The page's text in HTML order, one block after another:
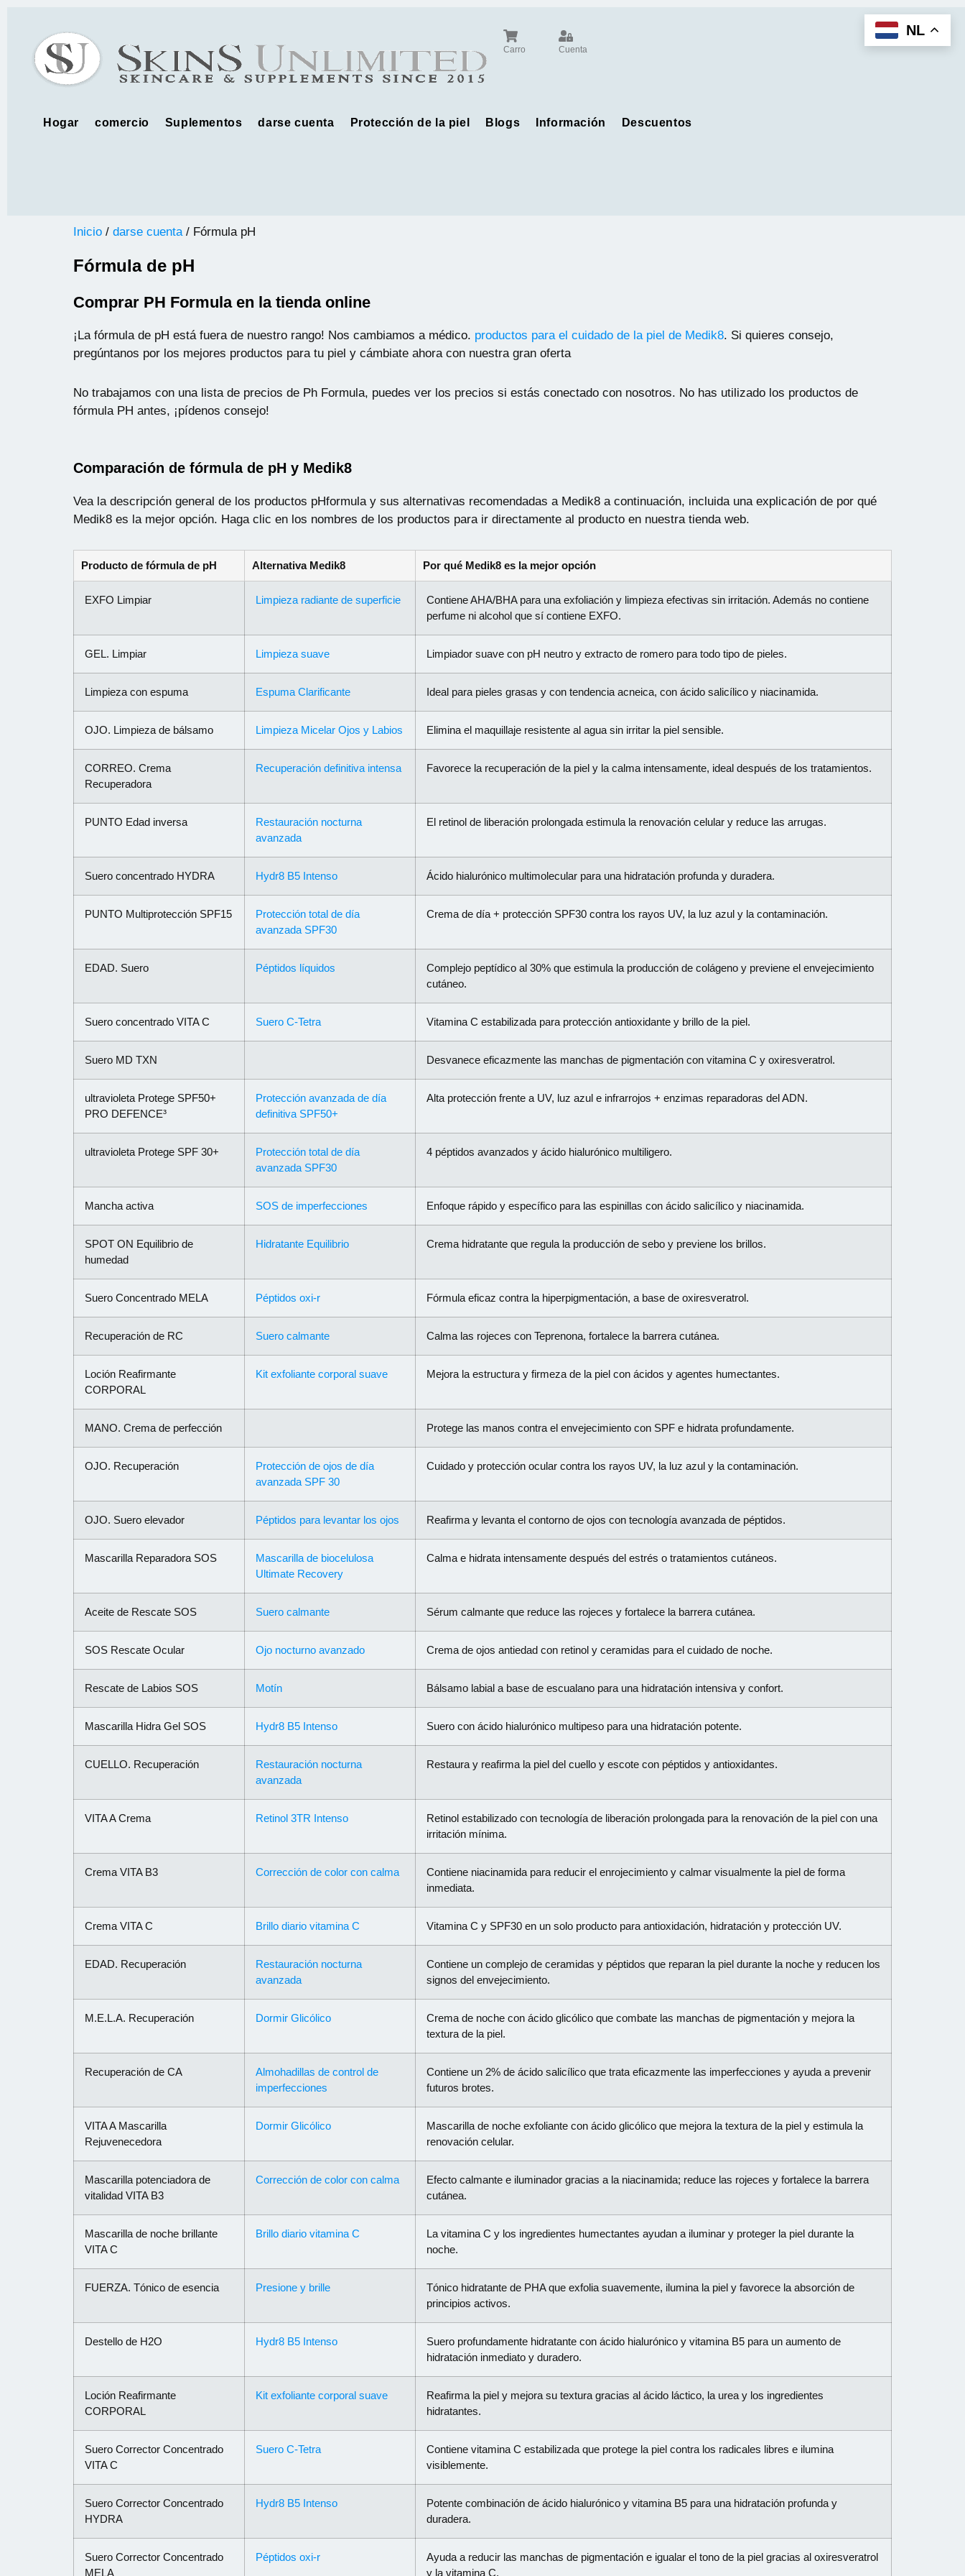
Carro Cuenta
Hogar comercio Suplementos darse cuenta Protección de la piel Blogs Información Descuentos
Inicio / darse cuenta/ Fórmula pH
Fórmula de pH
Comprar PH Formula en la tienda online
¡La fórmula de pH está fuera de nuestro rango! Nos cambiamos a médico. productos para el cuidado de la piel de Medik8. Si quieres consejo,
pregúntanos por los mejores productos para tu piel y cámbiate ahora con nuestra gran oferta
No trabajamos con una lista de precios de Ph Formula, puedes ver los precios si estás conectado con nosotros. No has utilizado los productos de
fórmula PH antes, ¡pídenos consejo!
Comparación de fórmula de pH y Medik8
Vea la descripción general de los productos pHformula y sus alternativas recomendadas a Medik8 a continuación, incluida una explicación de por qué
Medik8 es la mejor opción. Haga clic en los nombres de los productos para ir directamente al producto en nuestra tienda web.
Producto de fórmula de pH Alternativa Medik8 Por qué Medik8 es la mejor opción
EXFO Limpiar Limpieza radiante de superficie
Contiene AHA/BHA para una exfoliación y limpieza efectivas sin irritación. Además no contiene
perfume ni alcohol que sí contiene EXFO.
GEL. Limpiar Limpieza suave Limpiador suave con pH neutro y extracto de romero para todo tipo de pieles.
Limpieza con espuma Espuma Clarificante Ideal para pieles grasas y con tendencia acneica, con ácido salicílico y niacinamida.
OJO. Limpieza de bálsamo Limpieza Micelar Ojos y Labios Elimina el maquillaje resistente al agua sin irritar la piel sensible.
CORREO. Crema
Recuperadora
Recuperación definitiva intensa Favorece la recuperación de la piel y la calma intensamente, ideal después de los tratamientos.
PUNTO Edad inversa
Restauración nocturna
avanzada
El retinol de liberación prolongada estimula la renovación celular y reduce las arrugas.
Suero concentrado HYDRA Hydr8 B5 Intenso Ácido hialurónico multimolecular para una hidratación profunda y duradera.
PUNTO Multiprotección SPF15
Protección total de día
avanzada SPF30
Crema de día + protección SPF30 contra los rayos UV, la luz azul y la contaminación.
EDAD. Suero Péptidos líquidos
Complejo peptídico al 30% que estimula la producción de colágeno y previene el envejecimiento
cutáneo.
Suero concentrado VITA C Suero C-Tetra Vitamina C estabilizada para protección antioxidante y brillo de la piel.
Suero MD TXN Desvanece eficazmente las manchas de pigmentación con vitamina C y oxiresveratrol.
ultravioleta Protege SPF50+
PRO DEFENCE³
Protección avanzada de día
definitiva SPF50+
Alta protección frente a UV, luz azul e infrarrojos + enzimas reparadoras del ADN.
ultravioleta Protege SPF 30+
Protección total de día
avanzada SPF30
4 péptidos avanzados y ácido hialurónico multiligero.
Mancha activa SOS de imperfecciones Enfoque rápido y específico para las espinillas con ácido salicílico y niacinamida.
SPOT ON Equilibrio de
humedad
Hidratante Equilibrio Crema hidratante que regula la producción de sebo y previene los brillos.
Suero Concentrado MELA Péptidos oxi-r Fórmula eficaz contra la hiperpigmentación, a base de oxiresveratrol.
Recuperación de RC Suero calmante Calma las rojeces con Teprenona, fortalece la barrera cutánea.
Loción Reafirmante
CORPORAL
Kit exfoliante corporal suave Mejora la estructura y firmeza de la piel con ácidos y agentes humectantes.
MANO. Crema de perfección Protege las manos contra el envejecimiento con SPF e hidrata profundamente.
OJO. Recuperación
Protección de ojos de día
avanzada SPF 30
Cuidado y protección ocular contra los rayos UV, la luz azul y la contaminación.
OJO. Suero elevador Péptidos para levantar los ojos Reafirma y levanta el contorno de ojos con tecnología avanzada de péptidos.
Mascarilla Reparadora SOS
Mascarilla de biocelulosa
Ultimate Recovery
Calma e hidrata intensamente después del estrés o tratamientos cutáneos.
Aceite de Rescate SOS Suero calmante Sérum calmante que reduce las rojeces y fortalece la barrera cutánea.
SOS Rescate Ocular Ojo nocturno avanzado Crema de ojos antiedad con retinol y ceramidas para el cuidado de noche.
Rescate de Labios SOS Motín Bálsamo labial a base de escualano para una hidratación intensiva y confort.
Mascarilla Hidra Gel SOS Hydr8 B5 Intenso Suero con ácido hialurónico multipeso para una hidratación potente.
CUELLO. Recuperación
Restauración nocturna
avanzada
Restaura y reafirma la piel del cuello y escote con péptidos y antioxidantes.
VITA A Crema Retinol 3TR Intenso
Retinol estabilizado con tecnología de liberación prolongada para la renovación de la piel con una
irritación mínima.
Crema VITA B3 Corrección de color con calma
Contiene niacinamida para reducir el enrojecimiento y calmar visualmente la piel de forma
inmediata.
Crema VITA C Brillo diario vitamina C Vitamina C y SPF30 en un solo producto para antioxidación, hidratación y protección UV.
EDAD. Recuperación
Restauración nocturna
avanzada
Contiene un complejo de ceramidas y péptidos que reparan la piel durante la noche y reducen los
signos del envejecimiento.
M.E.L.A. Recuperación Dormir Glicólico
Crema de noche con ácido glicólico que combate las manchas de pigmentación y mejora la
textura de la piel.
Recuperación de CA
Almohadillas de control de
imperfecciones
Contiene un 2% de ácido salicílico que trata eficazmente las imperfecciones y ayuda a prevenir
futuros brotes.
VITA A Mascarilla
Rejuvenecedora
Dormir Glicólico
Mascarilla de noche exfoliante con ácido glicólico que mejora la textura de la piel y estimula la
renovación celular.
Mascarilla potenciadora de
vitalidad VITA B3
Corrección de color con calma
Efecto calmante e iluminador gracias a la niacinamida; reduce las rojeces y fortalece la barrera
cutánea.
Mascarilla de noche brillante
VITA C
Brillo diario vitamina C
La vitamina C y los ingredientes humectantes ayudan a iluminar y proteger la piel durante la
noche.
FUERZA. Tónico de esencia Presione y brille
Tónico hidratante de PHA que exfolia suavemente, ilumina la piel y favorece la absorción de
principios activos.
Destello de H2O Hydr8 B5 Intenso
Suero profundamente hidratante con ácido hialurónico y vitamina B5 para un aumento de
hidratación inmediato y duradero.
Loción Reafirmante
CORPORAL
Kit exfoliante corporal suave
Reafirma la piel y mejora su textura gracias al ácido láctico, la urea y los ingredientes
hidratantes.
Suero Corrector Concentrado
VITA C
Suero C-Tetra
Contiene vitamina C estabilizada que protege la piel contra los radicales libres e ilumina
visiblemente.
Suero Corrector Concentrado
HYDRA
Hydr8 B5 Intenso
Potente combinación de ácido hialurónico y vitamina B5 para una hidratación profunda y
duradera.
Suero Corrector Concentrado
MELA
Péptidos oxi-r
Ayuda a reducir las manchas de pigmentación e igualar el tono de la piel gracias al oxiresveratrol
y la vitamina C.
NL